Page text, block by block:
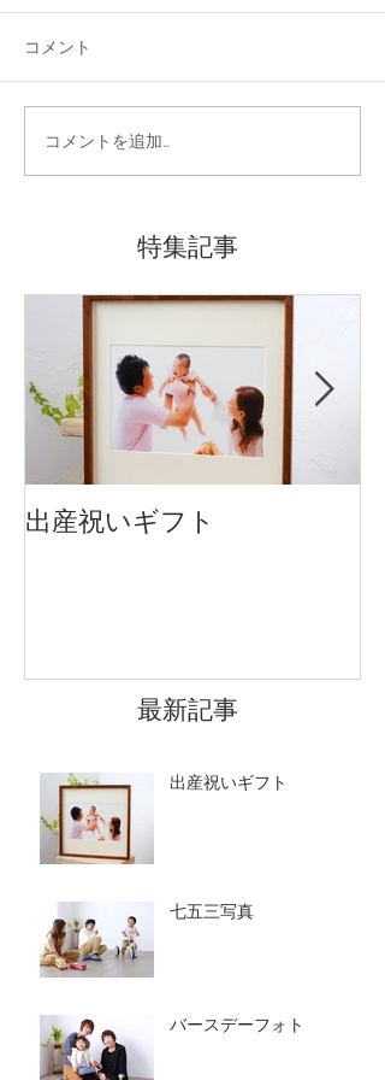
コメント
コメントを追加…
特集記事
出産祝いギフト
最新記事
出産祝いギフト
七五三写真
バースデーフォト